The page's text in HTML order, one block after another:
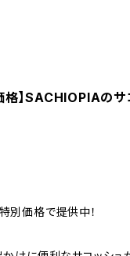
格】SACHIOPIAのサ
別価格で提供中！